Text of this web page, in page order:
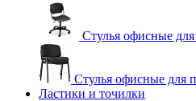
Стулья офисные для
Стулья офисные для
Ластики и точилки